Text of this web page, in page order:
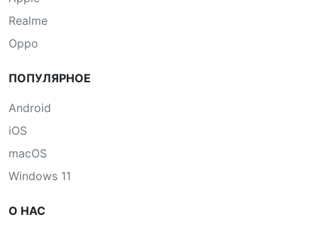
Realme
Oppo
ПОПУЛЯРНОЕ
Android
iOS
macOS
Windows 11
О НАС